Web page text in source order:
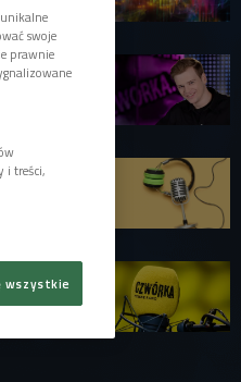
swoje
prawnie
i treści,
wszystkie